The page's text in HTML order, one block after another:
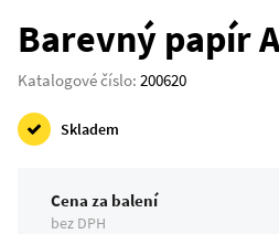
Barevný papír
Katalogové číslo:200620
Skladem
Cena za balení
bez DPH